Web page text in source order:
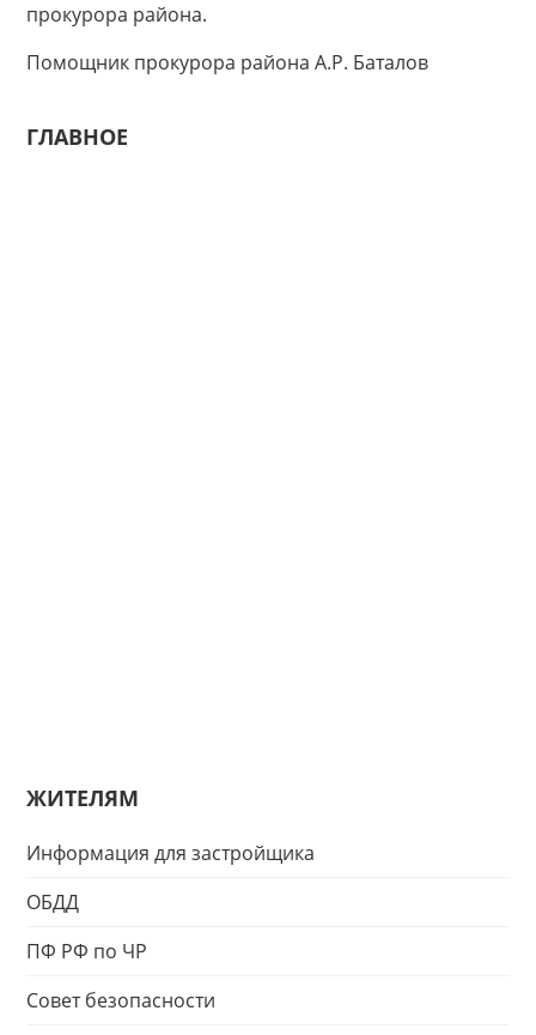
прокурора района.
Помощник прокурора района А.Р. Баталов
ГЛАВНОЕ
ЖИТЕЛЯМ
Информация для застройщика
ОБДД
ПФ РФ по ЧР
Совет безопасности